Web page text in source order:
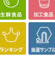
けできません。
いただき、お
申し込みくださ
アル（成分な
ードなど、お